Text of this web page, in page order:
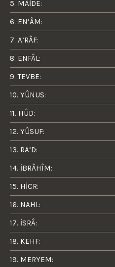
5. MÂİDE:
6. EN’ÂM:
7. A’RÂF:
8. ENFÂL:
9. TEVBE:
10. YÛNUS:
11. HÛD:
12. YÛSUF:
13. RA’D:
14. İBRÂHÎM:
15. HİCR:
16. NAHL:
17. İSRÂ:
18. KEHF:
19. MERYEM: